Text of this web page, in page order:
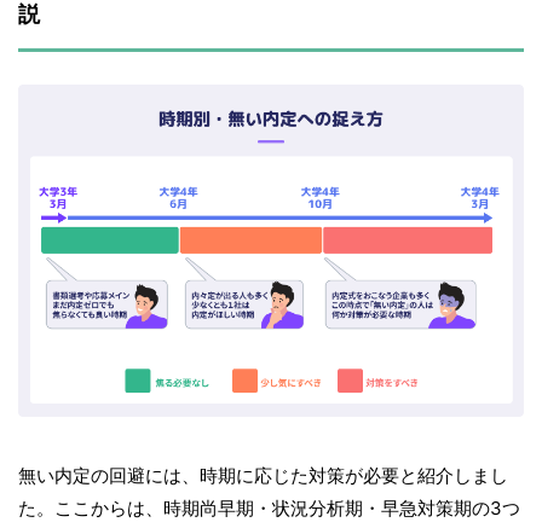
説
無い内定の回避には、時期に応じた対策が必要と紹介しまし
た。ここからは、時期尚早期・状況分析期・早急対策期の3つ